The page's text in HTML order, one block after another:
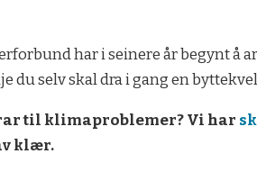
har i seinere år begynt å
du selv skal dra i gang en
til klimaproblemer? Vi har
klær.